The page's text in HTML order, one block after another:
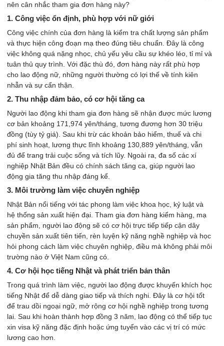
nên cân nhắc tham gia đơn hàng này?
1. Công việc ổn định, phù hợp với nữ giới
Công việc chính của đơn hàng là kiểm tra chất lượng sản phẩm
và thực hiện công đoạn mạ theo đúng tiêu chuẩn. Đây là công
việc không quá nặng nhọc, chủ yếu yêu cầu sự khéo léo, tỉ mỉ và
tuân thủ quy trình. Với đặc thù đó, đơn hàng này rất phù hợp
cho lao động nữ, những người thường có lợi thế về tính kiên
nhẫn và sự cẩn thận.
2. Thu nhập đảm bảo, có cơ hội tăng ca
Người lao động khi tham gia đơn hàng sẽ nhận được mức lương
cơ bản khoảng 171,974 yên/tháng, tương đương hơn 30 triệu
đồng (tùy tỷ giá). Sau khi trừ các khoản bảo hiểm, thuế và chi
phí sinh hoạt, lương thực lĩnh khoảng 130,889 yên/tháng, vẫn
đủ để trang trải cuộc sống và tích lũy. Ngoài ra, đa số các xí
nghiệp Nhật Bản đều có chính sách tăng ca, giúp người lao
động gia tăng thu nhập đáng kể.
3. Môi trường làm việc chuyên nghiệp
Nhật Bản nổi tiếng với tác phong làm việc khoa học, kỷ luật và
hệ thống sản xuất hiện đại. Tham gia đơn hàng kiểm hàng, mạ
sản phẩm, người lao động sẽ có cơ hội trực tiếp tiếp cận dây
chuyền sản xuất tiên tiến, rèn luyện kỹ năng nghề nghiệp và học
hỏi phong cách làm việc chuyên nghiệp, điều mà không phải môi
trường nào ở Việt Nam cũng có.
4. Cơ hội học tiếng Nhật và phát triển bản thân
Trong quá trình làm việc, người lao động được khuyến khích học
tiếng Nhật để dễ dàng giao tiếp và thích nghi. Đây là cơ hội tốt
để trau dồi ngoại ngữ, mở rộng cơ hội nghề nghiệp trong tương
lai. Sau khi hoàn thành hợp đồng 3 năm, lao động có thể tiếp tục
xin visa kỹ năng đặc định hoặc ứng tuyển vào các vị trí có mức
lương cao hơn.